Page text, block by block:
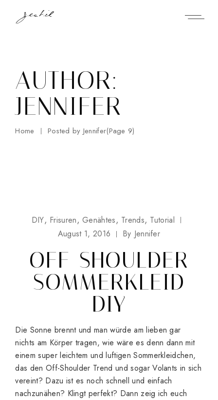
content
AUTHOR:
JENNIFER
Home Posted by Jennifer(Page 9)
DIY Frisuren Genähtes Trends Tutorial
August 1, 2016
By Jennifer
OFF-SHOULDER
SOMMERKLEID
DIY
Die Sonne brennt und man würde am lieben gar
nichts am Körper tragen, wie wäre es denn dann mit
einem super leichtem und luftigen Sommerkleidchen,
das den Off-Shoulder Trend und sogar Volants in sich
vereint? Dazu ist es noch schnell und einfach
nachzunähen? Klingt perfekt? Dann zeig ich euch